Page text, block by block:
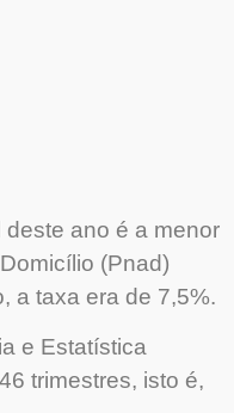
ano é a menor
(Pnad)
a taxa era de 7,5%.
e Estatística
trimestres, isto é,